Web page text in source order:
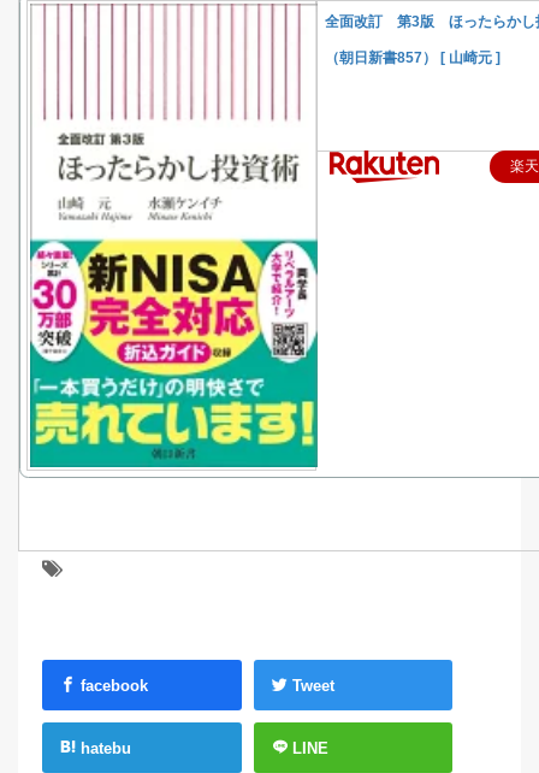
全面改訂 第3版 ほったらかし
（朝日新書857） [ 山崎元 ]
楽
facebook Tweet
hatebu LINE